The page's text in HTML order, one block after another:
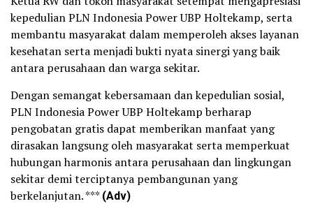
kepedulian PLN Indonesia Power UBP Holtekamp, serta
membantu masyarakat dalam memperoleh akses layanan
kesehatan serta menjadi bukti nyata sinergi yang baik
antara perusahaan dan warga sekitar.
Dengan semangat kebersamaan dan kepedulian sosial,
PLN Indonesia Power UBP Holtekamp berharap
pengobatan gratis dapat memberikan manfaat yang
dirasakan langsung oleh masyarakat serta memperkuat
hubungan harmonis antara perusahaan dan lingkungan
sekitar demi terciptanya pembangunan yang
berkelanjutan. *** (Adv)